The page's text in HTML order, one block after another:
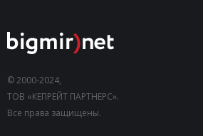
© 2000-2024,
ТОВ «КЕПРЕЙТ ПАРТНЕРС».
Все права защищены.